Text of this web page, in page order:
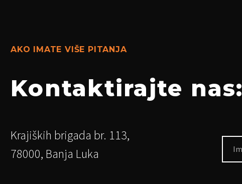
AKO IMATE VIŠE PITANJA
Kontaktirajte nas:
Krajiških brigada br. 113,
78000, Banja Luka